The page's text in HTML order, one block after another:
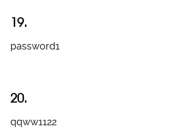
19.
password1
20.
qqww1122